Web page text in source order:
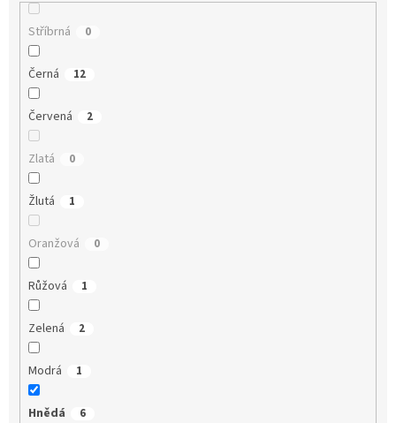
Stříbrná 0
Černá 12
Červená 2
Zlatá 0
Žlutá 1
Oranžová 0
Růžová 1
Zelená 2
Modrá 1
Hnědá 6